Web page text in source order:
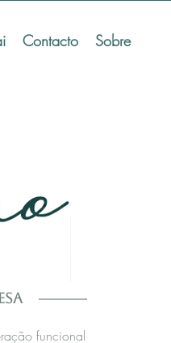
Contacto Sobre
funcional